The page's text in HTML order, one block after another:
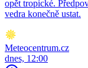
opět tropické.
vedra konečně ustat.
Meteocentrum.cz
dnes, 12:00